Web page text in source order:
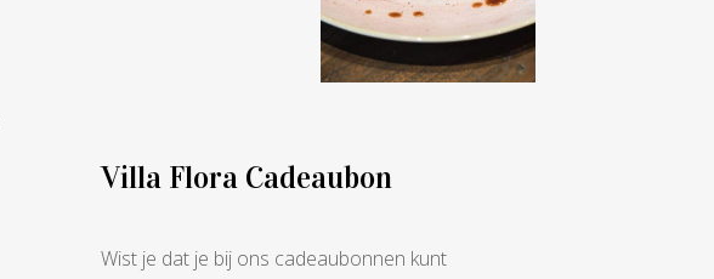
Villa Flora Cadeaubon
Wist je dat je bij ons cadeaubonnen kunt